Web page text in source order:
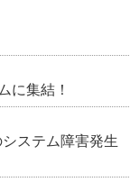
に集結！
ステム障害発生